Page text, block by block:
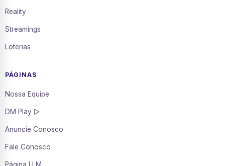
Reality
Streamings
Loterias
PÁGINAS
Nossa Equipe
DM Play ▷
Anuncie Conosco
Fale Conosco